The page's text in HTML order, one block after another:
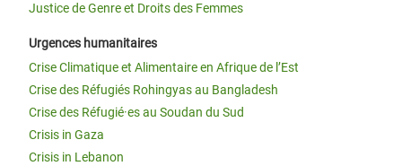
Justice de Genre et Droits des Femmes
Urgences humanitaires
Crise Climatique et Alimentaire en Afrique de l’Est
Crise des Réfugiés Rohingyas au Bangladesh
Crise des Réfugié·es au Soudan du Sud
Crisis in Gaza
Crisis in Lebanon